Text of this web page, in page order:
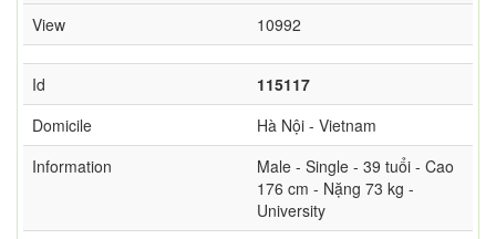
View 10992
Id
115117
Domicile
Hà Nội - Vietnam
Information
Male - Single - 39 tuổi - Cao
176 cm - Nặng 73 kg -
University